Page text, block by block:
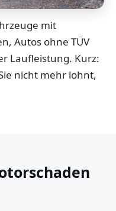
mit
Autos ohne TÜV
Laufleistung. Kurz:
nicht mehr lohnt,